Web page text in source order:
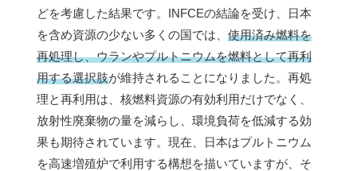
どを考慮した結果です。INFCEの結論を受け、日本
を含め資源の少ない多くの国では、 使用済み燃料を
再処理し、ウランやプルトニウムを燃料として再利
用する選択肢が維持されることになりました。再処
理と再利用は、核燃料資源の有効利用だけでなく、
放射性廃棄物の量を減らし、環境負荷を低減する効
果も期待されています。現在、日本はプルトニウム
を高速増殖炉で利用する構想を描いていますが、そ